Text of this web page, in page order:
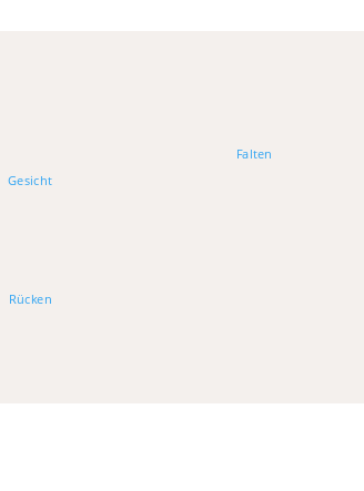
Gesicht
Rücken
Falten